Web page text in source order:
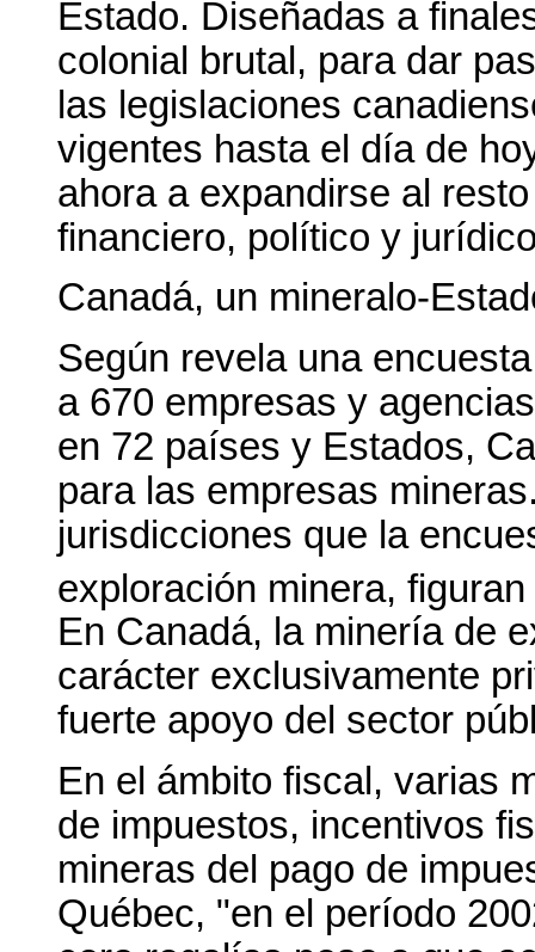
Estado. Diseñadas a
colonial brutal, para dar
las legislaciones
vigentes hasta el día de
ahora a expandirse al
financiero, político y
Canadá, un mineralo-
Según revela una
a 670 empresas y
en 72 países y Estados,
para las empresas
jurisdicciones que la
exploración minera,
En Canadá, la minería de
carácter exclusivamente
fuerte apoyo del sector
En el ámbito fiscal, varias
de impuestos, incentivos
mineras del pago de
Québec, "en el período